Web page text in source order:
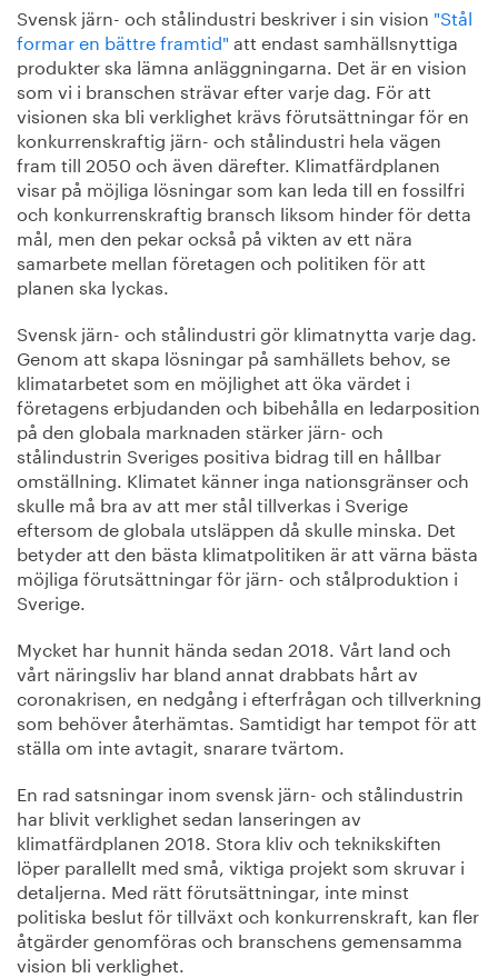
Svensk järn- och stålindustri beskriver i sin vision "Stål
formar en bättre framtid" att endast samhällsnyttiga
produkter ska lämna anläggningarna. Det är en vision
som vi i branschen strävar efter varje dag. För att
visionen ska bli verklighet krävs förutsättningar för en
konkurrenskraftig järn- och stålindustri hela vägen
fram till 2050 och även därefter. Klimatfärdplanen
visar på möjliga lösningar som kan leda till en fossilfri
och konkurrenskraftig bransch liksom hinder för detta
mål, men den pekar också på vikten av ett nära
samarbete mellan företagen och politiken för att
planen ska lyckas.
Svensk järn- och stålindustri gör klimatnytta varje dag.
Genom att skapa lösningar på samhällets behov, se
klimatarbetet som en möjlighet att öka värdet i
företagens erbjudanden och bibehålla en ledarposition
på den globala marknaden stärker järn- och
stålindustrin Sveriges positiva bidrag till en hållbar
omställning. Klimatet känner inga nationsgränser och
skulle må bra av att mer stål tillverkas i Sverige
eftersom de globala utsläppen då skulle minska. Det
betyder att den bästa klimatpolitiken är att värna bästa
möjliga förutsättningar för järn- och stålproduktion i
Sverige.
Mycket har hunnit hända sedan 2018. Vårt land och
vårt näringsliv har bland annat drabbats hårt av
coronakrisen, en nedgång i efterfrågan och tillverkning
som behöver återhämtas. Samtidigt har tempot för att
ställa om inte avtagit, snarare tvärtom.
En rad satsningar inom svensk järn- och stålindustrin
har blivit verklighet sedan lanseringen av
klimatfärdplanen 2018. Stora kliv och teknikskiften
löper parallellt med små, viktiga projekt som skruvar i
detaljerna. Med rätt förutsättningar, inte minst
politiska beslut för tillväxt och konkurrenskraft, kan fler
åtgärder genomföras och branschens gemensamma
vision bli verklighet.